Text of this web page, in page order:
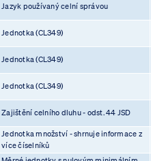
Jazyk používaný celní správou
Jednotka (CL349)
Jednotka (CL349)
Jednotka (CL349)
Zajištění celního dluhu - odst. 44 JSD
Jednotka množství - shrnuje informace z
více číselníků